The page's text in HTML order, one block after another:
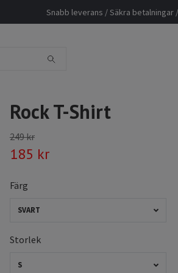
Snabb leverans / Säkra betalningar
Rock T-Shirt
249 kr
185 kr
Färg
SVART
Storlek
S